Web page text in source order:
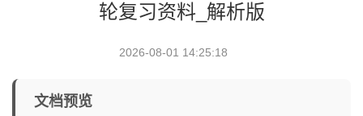
轮复习资料_解析版
2026-08-01 14:25:18
文档预览